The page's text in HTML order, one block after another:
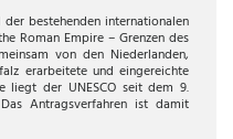
bestehenden internationalen
Roman Empire – Grenzen des
von den Niederlanden,
erarbeitete und eingereichte
liegt der UNESCO seit dem 9.
Antragsverfahren ist damit